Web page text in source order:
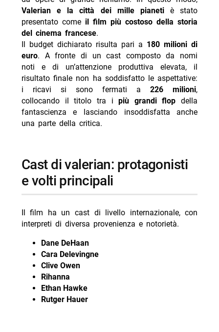
Valerian e la città dei mille pianetiè stato
presentato come il film più costoso della storia
del cinema francese.
Il budget dichiarato risulta pari a 180 milioni di
euro. A fronte di un cast composto da nomi
noti e di un’attenzione produttiva elevata, il
risultato finale non ha soddisfatto le aspettative:
i ricavi si sono fermati a226 milioni,
collocando il titolo tra ipiù grandi flop della
fantascienza e lasciando insoddisfatta anche
una parte della critica.
cast di valerian: protagonisti
e volti principali
Il film ha un cast di livello internazionale, con
interpreti di diversa provenienza e notorietà.
Dane DeHaan
Cara Delevingne
Clive Owen
Rihanna
Ethan Hawke
Rutger Hauer